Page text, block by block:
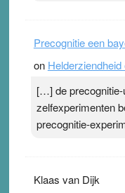
Precognitie een
on
[…] de precognitie-
zelfexperimenten
precognitie-
Klaas van Dijk